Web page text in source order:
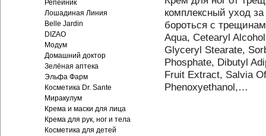
Репейник
Лошадиная Линия
Belle Jardin
DIZAO
Модум
Домашний доктор
Зелёная аптека
Эльфа Фарм
Косметика Dr. Sante
Миракулум
Крема и маски для лица
Крема для рук, ног и тела
Косметика для детей
комплексный уход
бороться с
Aqua, Cetearyl
Glyceryl Stearate,
Phosphate, Dibutyl
Fruit Extract, Salvia
Phenoxyethanol,…